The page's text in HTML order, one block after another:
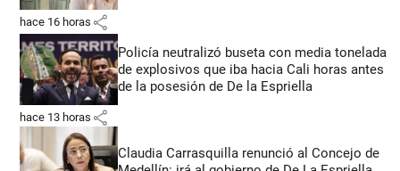
hace 16 horas share
Policía neutralizó buseta con media tonelada
de explosivos que iba hacia Cali horas antes
de la posesión de De la Espriella
hace 13 horas share
Claudia Carrasquilla renunció al Concejo de